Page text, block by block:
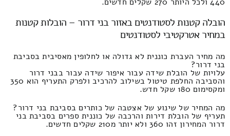
הובלה קטנות לסטודנטים באזור בני דרור – הובלות קטנות
במחיר אטרקטיבי לסטודנטים
מה מחיר העברת כוננית לא גדולה או לחלופין מאסיבית בסביבת
בני דרור?
עלויות של הובלת שידה עבור איפור שידה עבור בבני דרור
והסביבה החלפת טיטול בשילוב להרכיב ולפרק התעריף הוא 350
ומקסימום 180 שקל חדש.
מה המחיר של שינוע של אצטבה של כותרים בסביבת בני דרור?
תעריף של הובלת דירות והרכבה של כוננית ספרים בסביבת בני
דרור המחירון זהו 360 ולא יותר מ210 שקלים חדשים.